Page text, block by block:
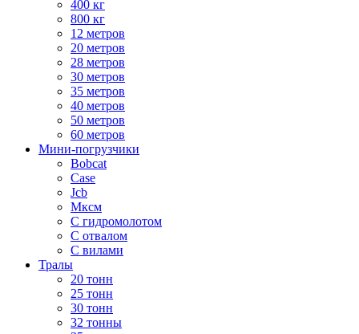
400 кг
800 кг
12 метров
20 метров
28 метров
30 метров
35 метров
40 метров
50 метров
60 метров
Мини-погрузчики
Bobcat
Case
Jcb
Мксм
С гидромолотом
С отвалом
С вилами
Тралы
20 тонн
25 тонн
30 тонн
32 тонны